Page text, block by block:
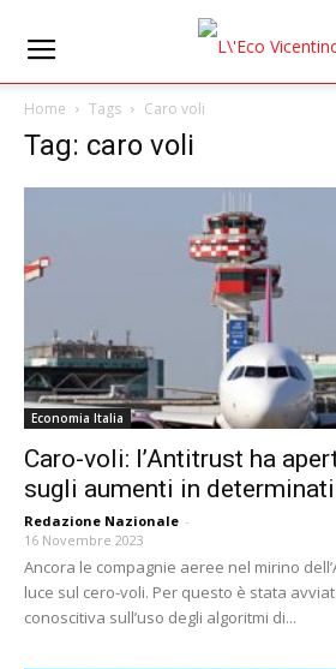
Home Tags Caro voli
Tag: caro voli
Economia Italia
Caro-voli: l’Antitrust ha
sugli aumenti in
Redazione Nazionale -
16 Novembre 2023
Ancora le compagnie aeree nel mirino
luce sul cero-voli. Per questo è stata
conoscitiva sull’uso degli algoritmi di...